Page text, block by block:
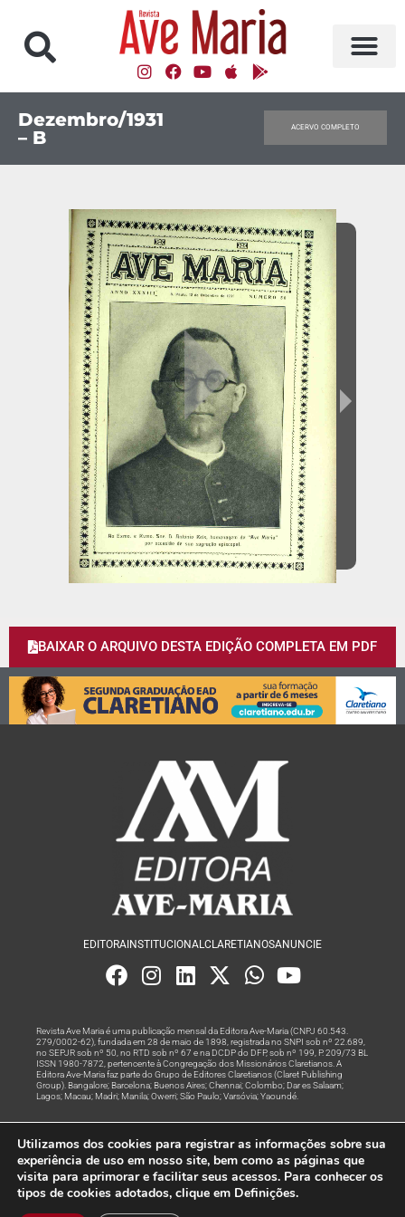
Dezembro/1931
– B
ACERVO COMPLETO
BAIXAR O ARQUIVO DESTA EDIÇÃO COMPLETA EM PDF
EDITORA INSTITUCIONALCLARETIANOSANUNCIE
Revista Ave Maria é uma publicação mensal da Editora Ave-Maria (CNPJ 60.543.
279/0002-62), fundada em 28 de maio de 1898, registrada no SNPI sob nº 22.689,
no SEPJR sob nº 50, no RTD sob nº 67 e na DCDP do DFP, sob nº 199, P. 209/73 BL
ISSN 1980-7872, pertencente à Congregação dos Missionários Claretianos. A
Editora Ave-Maria faz parte do Grupo de Editores Claretianos (Claret Publishing
Group). Bangalore; Barcelona; Buenos Aires; Chennai; Colombo; Dar es Salaam;
Lagos; Macau; Madri; Manila; Owerri; São Paulo; Varsóvia; Yaoundé.
Rede
© Todos os Direitos Reservados
Utilizamos dos cookies para registrar as informações sobre sua
experiência de uso em nosso site, bem como as páginas que
visita para aprimorar e facilitar seus acessos. Para conhecer os
tipos de cookies adotados, clique em Definições.